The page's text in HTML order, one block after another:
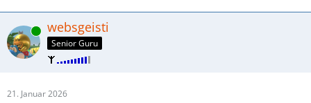
Online websgeisti
Senior Guru
21. Januar 2026